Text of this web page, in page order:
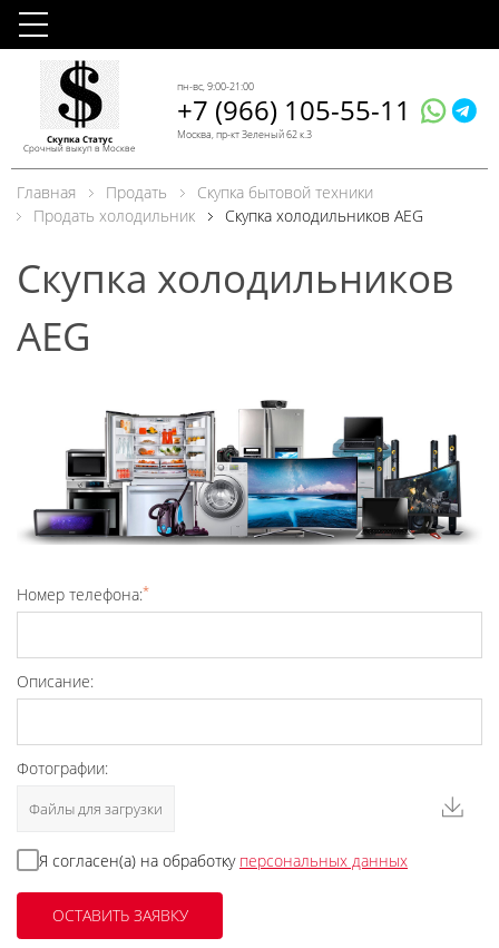
Скупка Статус
Срочный выкуп в Москве
пн-вс, 9:00-21:00
+7 (966) 105-55-11
Москва, пр-кт Зеленый 62 к.3
Главная Продать
Скупка бытовой техники
Продать холодильник
Скупка холодильников AEG
Скупка холодильников
AEG
Номер телефона:*
Описание:
Фотографии:
Файлы для загрузки
Я согласен(а) на обработку персональных данных